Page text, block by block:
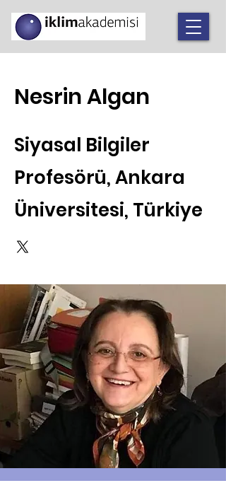
Nesrin Algan
Siyasal Bilgiler
Profesörü, Ankara
Üniversitesi, Türkiye